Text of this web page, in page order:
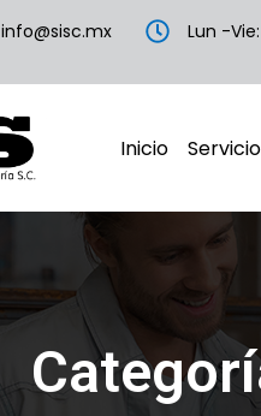
info@sisc.mx
Lun -
Inicio